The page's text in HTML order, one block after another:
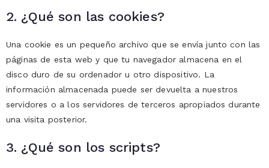
2. ¿Qué son las cookies?
Una cookie es un pequeño archivo que se envía junto con las
páginas de esta web y que tu navegador almacena en el
disco duro de su ordenador u otro dispositivo. La
información almacenada puede ser devuelta a nuestros
servidores o a los servidores de terceros apropiados durante
una visita posterior.
3. ¿Qué son los scripts?